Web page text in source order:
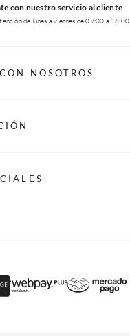
con nuestro servicio al cliente
de lunes a viernes de 09:00 a 16:00
NOSOTROS